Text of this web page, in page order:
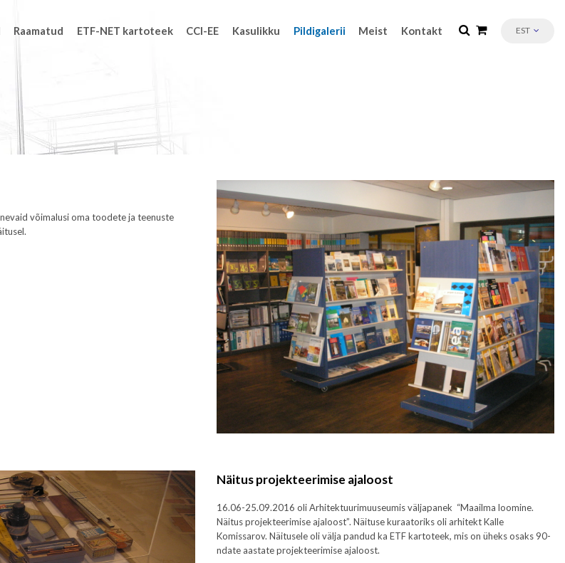
Raamatud ETF-NET kartoteek CCI-EE Kasulikku Pildigalerii Meist Kontakt EST
võimalusi oma toodete ja teenuste
Näitus projekteerimise ajaloost
16.06-25.09.2016 oli Arhitektuurimuuseumis väljapanek “Maailma loomine.
Näitus projekteerimise ajaloost”. Näituse kuraatoriks oli arhitekt Kalle
Komissarov. Näitusele oli välja pandud ka ETF kartoteek, mis on üheks osaks 90-
ndate aastate projekteerimise ajaloost.